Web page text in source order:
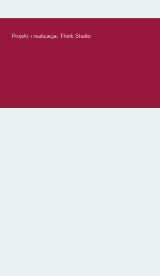
Projekt i realizacja: Think Studio